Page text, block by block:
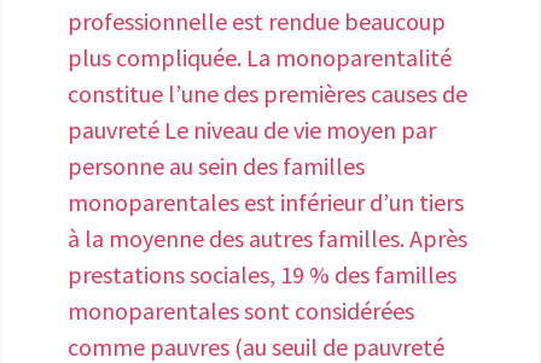
l’association EndoFrance et le
laboratoire Gedeon Richter en 2020, 65
% des femmes actives atteintes
d’endométriose déclarent que la
maladie a un impact négatif important
sur leur bien- être au travail. Ces
douleurs sont particulièrement aiguës
pendant les règles, mais peuvent
survenir n’importe quand. 64 % des
femmes interrogées disent avoir parlé
accompagnées dans cette démarche
administrative ou judiciaire.
professionnelle est rendue beaucoup
plus compliquée. La monoparentalité
constitue l’une des premières causes de
pauvreté Le niveau de vie moyen par
personne au sein des familles
monoparentales est inférieur d’un tiers
à la moyenne des autres familles. Après
prestations sociales, 19 % des familles
monoparentales sont considérées
comme pauvres (au seuil de pauvreté